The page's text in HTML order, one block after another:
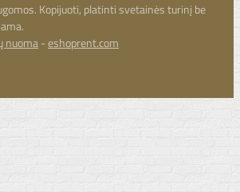
Kopijuoti, platinti svetainės turinį be
nuoma-eshoprent.com